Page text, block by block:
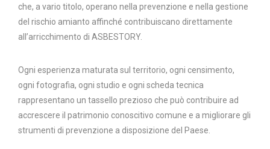
che, a vario titolo, operano nella prevenzione e nella gestione
del rischio amianto affinché contribuiscano direttamente
all’arricchimento di ASBESTORY.
Ogni esperienza maturata sul territorio, ogni censimento,
ogni fotografia, ogni studio e ogni scheda tecnica
rappresentano un tassello prezioso che può contribuire ad
accrescere il patrimonio conoscitivo comune e a migliorare gli
strumenti di prevenzione a disposizione del Paese.